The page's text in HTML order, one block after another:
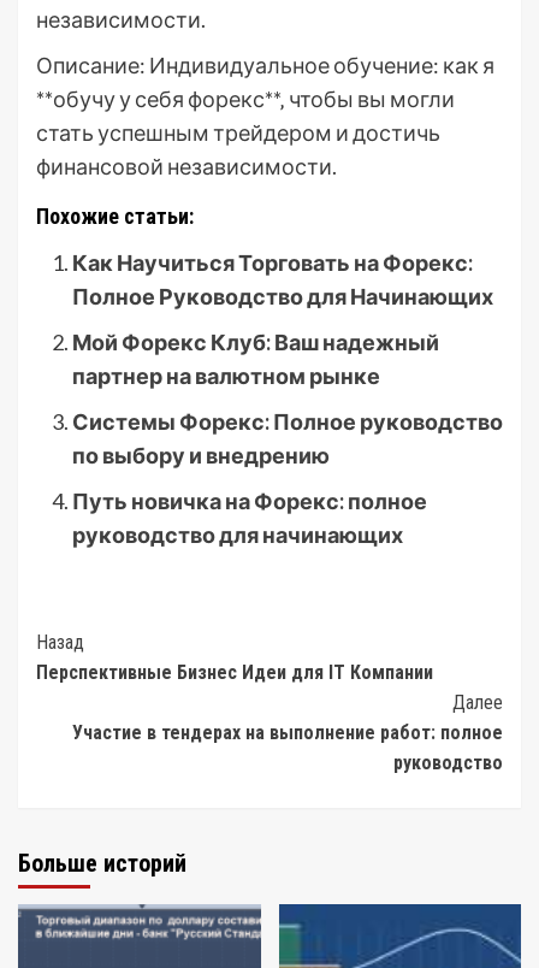
независимости.
Описание: Индивидуальное обучение: как я
**обучу у себя форекс**‚ чтобы вы могли
стать успешным трейдером и достичь
финансовой независимости.
Похожие статьи:
Как Научиться Торговать на Форекс:
Полное Руководство для Начинающих
Мой Форекс Клуб: Ваш надежный
партнер на валютном рынке
Системы Форекс: Полное руководство
по выбору и внедрению
Путь новичка на Форекс: полное
руководство для начинающих
Post
Navigation
Назад
Перспективные Бизнес Идеи для IT Компании
Далее
Участие в тендерах на выполнение работ: полное
руководство
Больше историй